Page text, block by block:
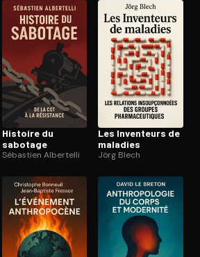
Histoire du
sabotage
Sébastien Albertelli
Les Inventeurs de
maladies
Jörg Blech